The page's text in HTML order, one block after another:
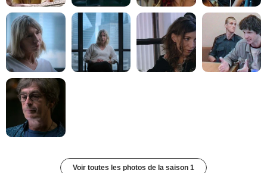
Voir toutes les photos de la saison 1